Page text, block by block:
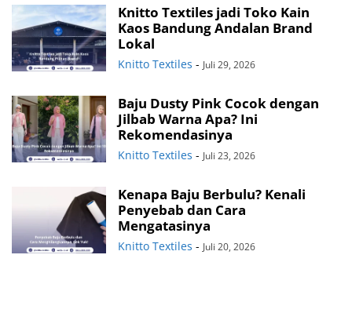
Knitto Textiles jadi Toko Kain
Kaos Bandung Andalan Brand
Lokal
Knitto Textiles - Juli 29, 2026
Baju Dusty Pink Cocok dengan
Jilbab Warna Apa? Ini
Rekomendasinya
Knitto Textiles - Juli 23, 2026
Kenapa Baju Berbulu? Kenali
Penyebab dan Cara
Mengatasinya
Knitto Textiles - Juli 20, 2026